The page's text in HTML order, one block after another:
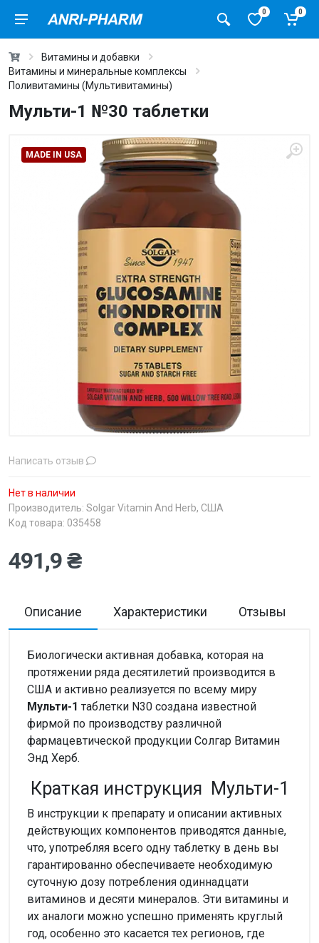
0 0
Витамины и добавки
Витамины и минеральные комплексы
Поливитамины (Мультивитамины)
Мульти-1 №30 таблетки
MADE IN USA
Написать отзыв
Нет в наличии
Производитель: Solgar Vitamin And Herb, США
Код товара: 035458
491,9 ₴
Описание Характеристики Отзывы
Биологически активная добавка, которая на
протяжении ряда десятилетий производится в
США и активно реализуется по всему миру
Мульти-1 таблетки N30 создана известной
фирмой по производству различной
фармацевтической продукции Солгар Витамин
Энд Херб.
Краткая инструкция Мульти-1
В инструкции к препарату и описании активных
действующих компонентов приводятся данные,
что, употребляя всего одну таблетку в день вы
гарантированно обеспечиваете необходимую
суточную дозу потребления одиннадцати
витаминов и десяти минералов. Эти витамины и
их аналоги можно успешно применять круглый
год, особенно это касается тех регионов, где